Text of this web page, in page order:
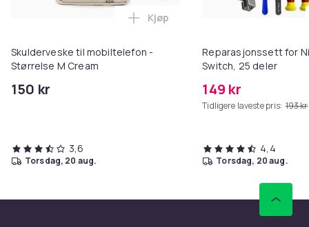
Skulderveske til mobiltelefon -
Størrelse M Cream
150 kr
Legg Skulderveske til
Kjøp
3,6
torsdag, 20 aug.
Reparasjonssett for
Switch, 25 deler
149 kr
Tidligere laveste pris: 193 kr
4,4
torsdag, 20 aug.